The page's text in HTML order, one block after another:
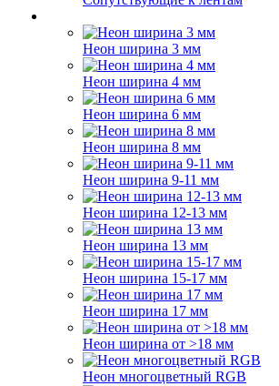
Неон ширина 3 мм
Неон ширина 4 мм
Неон ширина 6 мм
Неон ширина 8 мм
Неон ширина 9-11 мм
Неон ширина 12-13 мм
Неон ширина 13 мм
Неон ширина 15-17 мм
Неон ширина 17 мм
Неон ширина от >18 мм
Неон многоцветный RGB